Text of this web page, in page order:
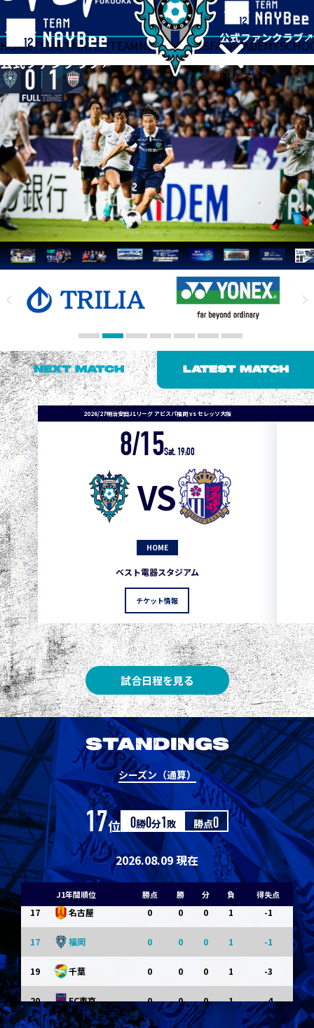
閉じる
HOMETICKETMATCHTEAMNEWSGOODSFANACADEMY
NEXT MATCH LATEST MATCH
2026/27明治安田J1リーグ アビスパ福岡 vs セレッソ大阪
8/15Sat. 19:00
VS
HOME
ベスト電器スタジアム
チケット情報
試合日程を見る
STANDINGS
シーズン（通算）
17位 0勝0分1敗 勝点0
2026.08.09 現在
J1年間順位 勝点 勝 分 負 得失点
1
2 0
3 3 1 0 0
3
5 3
5 3 1
5
8 清水 3 1 0 0 1
8 神戸 3 1 0 1
10 東京Ｖ 1 0 1 0 0
10 川崎Ｆ 1 0 1 0
12 浦和 0 0 0 1 -1
横浜FM 0 0 1 -1
14 水戸 0 0 1 -1
14 京都 0 0 1 -1
14 岡山 0 0 0 1 -1
17 名古屋 0 0 0 1 -1
17 福岡 0 0 0 1 -1
19 千葉 0 0 0 1 -3
20 FC東京 0 0 0 1 -4